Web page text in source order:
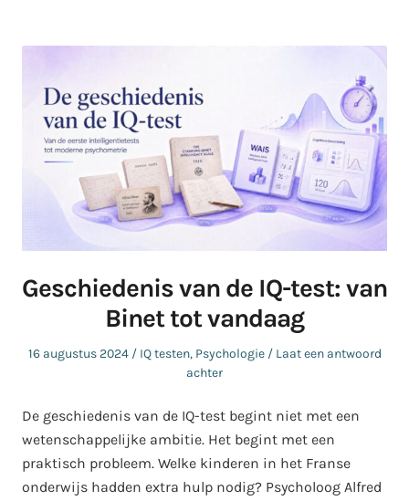
Geschiedenis van de IQ-test: van
Binet tot vandaag
Geplaatst
16 augustus 2024
Geplaatst
IQ testen, Psychologie
Laat een antwoord
achter
De geschiedenis van de IQ-test begint niet met een
wetenschappelijke ambitie. Het begint met een
praktisch probleem. Welke kinderen in het Franse
onderwijs hadden extra hulp nodig? Psycholoog Alfred